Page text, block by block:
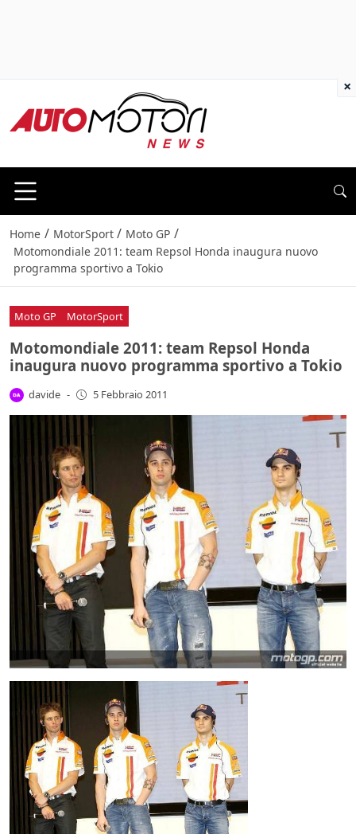
Home / MotorSport / Moto GP /
Motomondiale 2011: team Repsol Honda inaugura nuovo
programma sportivo a Tokio
Moto GP MotorSport
Motomondiale 2011: team Repsol Honda
inaugura nuovo programma sportivo a Tokio
davide - 5 Febbraio 2011
×